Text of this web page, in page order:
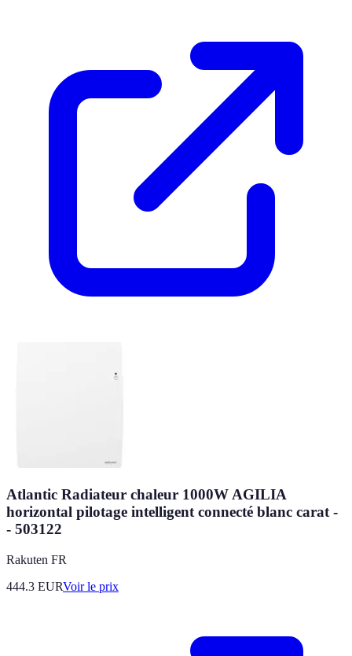
Atlantic Radiateur chaleur 1000W AGILIA
horizontal pilotage intelligent connecté blanc carat -
- 503122
Rakuten FR
444.3 EURVoir le prix